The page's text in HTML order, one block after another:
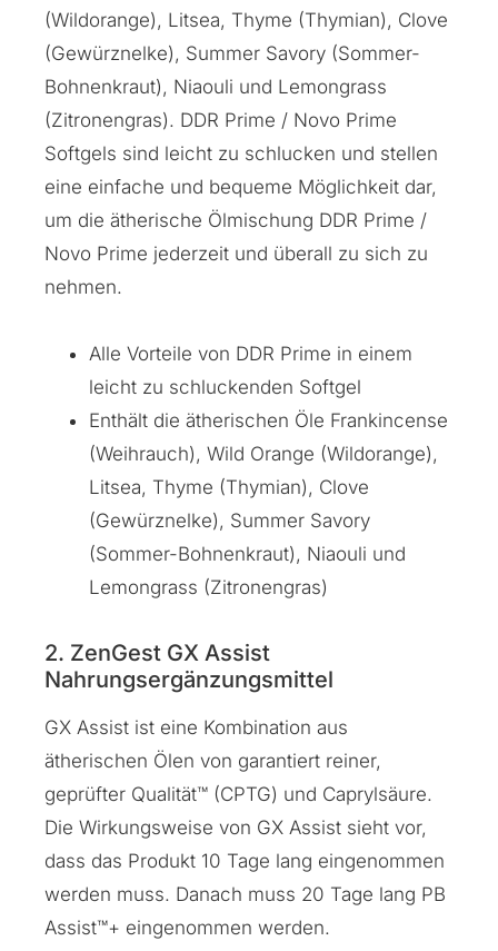
(Wildorange), Litsea, Thyme (Thymian), Clove
(Gewürznelke), Summer Savory (Sommer-
Bohnenkraut), Niaouli und Lemongrass
(Zitronengras). DDR Prime / Novo Prime
Softgels sind leicht zu schlucken und stellen
eine einfache und bequeme Möglichkeit dar,
um die ätherische Ölmischung DDR Prime /
Novo Prime jederzeit und überall zu sich zu
nehmen.
Alle Vorteile von DDR Prime in einem
leicht zu schluckenden Softgel
Enthält die ätherischen Öle Frankincense
(Weihrauch), Wild Orange (Wildorange),
Litsea, Thyme (Thymian), Clove
(Gewürznelke), Summer Savory
(Sommer-Bohnenkraut), Niaouli und
Lemongrass (Zitronengras)
2. ZenGest GX Assist
Nahrungsergänzungsmittel
GX Assist ist eine Kombination aus
ätherischen Ölen von garantiert reiner,
geprüfter Qualität™ (CPTG) und Caprylsäure.
Die Wirkungsweise von GX Assist sieht vor,
dass das Produkt 10 Tage lang eingenommen
werden muss. Danach muss 20 Tage lang PB
Assist™+ eingenommen werden.